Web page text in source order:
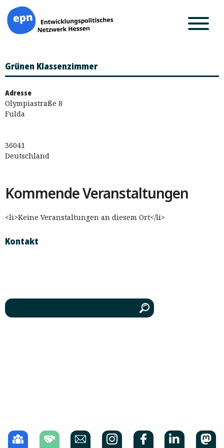
Inhalt
springen
Grünen Klassenzimmer
Adresse
Olympiastraße 8
Fulda
36041
Deutschland
Kommende Veranstaltungen
<li>Keine Veranstaltungen an diesem Ort</li>
Kontakt